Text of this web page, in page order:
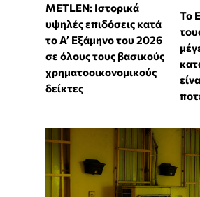
METLEN: Ιστορικά
υψηλές επιδόσεις κατά
το Α’ Εξάμηνο του 2026
σε όλους τους βασικούς
χρηματοοικονομικούς
δείκτες
Το